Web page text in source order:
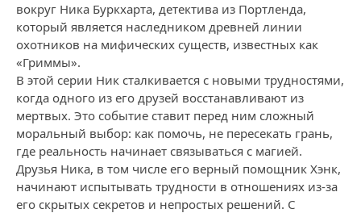
вокруг Ника Буркхарта, детектива из Портленда,
который является наследником древней линии
охотников на мифических существ, известных как
«Гриммы».
В этой серии Ник сталкивается с новыми трудностями,
когда одного из его друзей восстанавливают из
мертвых. Это событие ставит перед ним сложный
моральный выбор: как помочь, не пересекать грань,
где реальность начинает связываться с магией.
Друзья Ника, в том числе его верный помощник Хэнк,
начинают испытывать трудности в отношениях из-за
его скрытых секретов и непростых решений. С